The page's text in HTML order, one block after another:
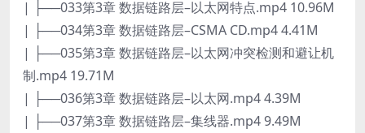
| ├──033第3章 数据链路层–以太网特点.mp4 10.96M
| ├──034第3章 数据链路层–CSMA CD.mp4 4.41M
| ├──035第3章 数据链路层–以太网冲突检测和避让机
制.mp4 19.71M
| ├──036第3章 数据链路层–以太网.mp4 4.39M
| ├──037第3章 数据链路层–集线器.mp4 9.49M